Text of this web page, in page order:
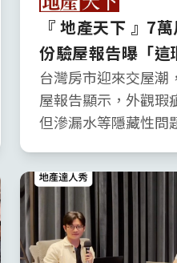
『 地產天下 』7
份驗屋報告曝「
台灣房市迎來交屋潮
屋報告顯示，外觀瑕
但滲漏水等隱藏性問
身權益。部分建商提
如京懋建設的屋況檢
保修等，降低交屋糾
度。驗屋雖成趨勢
戶溝通。